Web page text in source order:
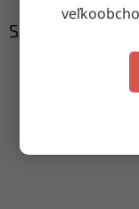
Súvisiaci tovar